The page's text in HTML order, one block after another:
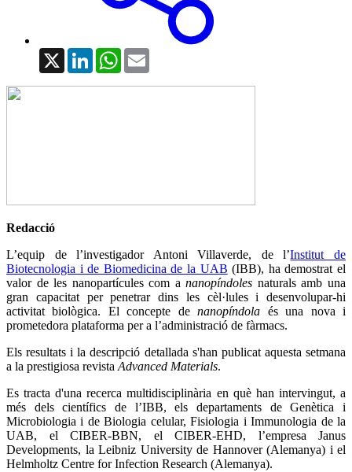
X LinkedInWhatsApp
Redacció
L’equip de l’investigador Antoni Villaverde, de l’Institut de
Biotecnologia i de Biomedicina de la UAB (IBB), ha demostrat el
valor de les nanopartícules com ananopíndoles naturals amb una
gran capacitat per penetrar dins les cèl·lules i desenvolupar-hi
activitat biològica. El concepte denanopíndola és una nova i
prometedora plataforma per a l’administració de fàrmacs.
Els resultats i la descripció detallada s'han publicat aquesta setmana
a la prestigiosa revistaAdvanced Materials.
Es tracta d'una recerca multidisciplinària en què han intervingut, a
més dels científics de l’IBB, els departaments de Genètica i
Microbiologia i de Biologia celular, Fisiologia i Immunologia de la
UAB, el CIBER-BBN, el CIBER-EHD, l’empresa Janus
Developments, la Leibniz University de Hannover (Alemanya) i el
Helmholtz Centre for Infection Research (Alemanya).